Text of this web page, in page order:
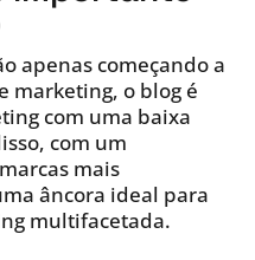
apenas começando a
marketing, o blog é
com uma baixa
com um
mais
âncora ideal para
multifacetada.